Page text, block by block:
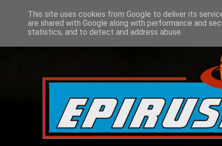
This site uses cookies from Google to deliver its
are shared with Google along with performance and
statistics, and to detect and address abuse.